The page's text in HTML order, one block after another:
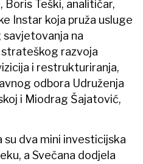
Teški, analitičar,
Instar koja pruža usluge
na
razvoja
i restrukturiranja,
odbora Udruženja
i Miodrag Šajatović,
dva mini investicijska
a Svečana dodjela